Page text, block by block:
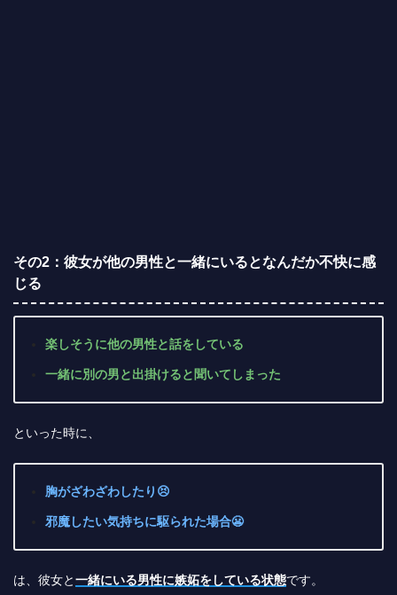
その2：彼女が他の男性と一緒にいるとなんだか不快に感
じる
楽しそうに他の男性と話をしている
一緒に別の男と出掛けると聞いてしまった
といった時に、
胸がざわざわしたり😣
邪魔したい気持ちに駆られた場合😬
は、彼女と 一緒にいる男性に嫉妬をしている状態です。